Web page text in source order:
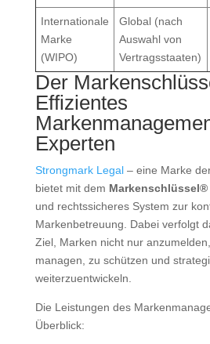
Internationale
Marke
(WIPO)
Global (nach
Auswahl von
Vertragsstaaten)
Der
Effizientes
Experten
Strongmark Legal– eine Marke
bietet mit dem Markenschlüssel®
und rechtssicheres System zur
Markenbetreuung. Dabei verfolgt
Ziel, Marken nicht nur
managen, zu schützen und
weiterzuentwickeln.
Die Leistungen des
Überblick: